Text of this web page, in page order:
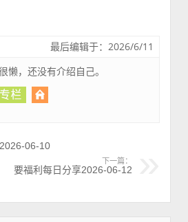
最后编辑于：2026/6/11
懒，还没有介绍自己。
06-10
下一篇：
要福利每日分享2026-06-12